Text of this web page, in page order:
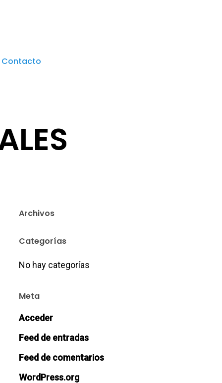
Contacto
Archivos
Categorías
No hay categorías
Meta
Acceder
Feed de entradas
Feed de comentarios
WordPress.org